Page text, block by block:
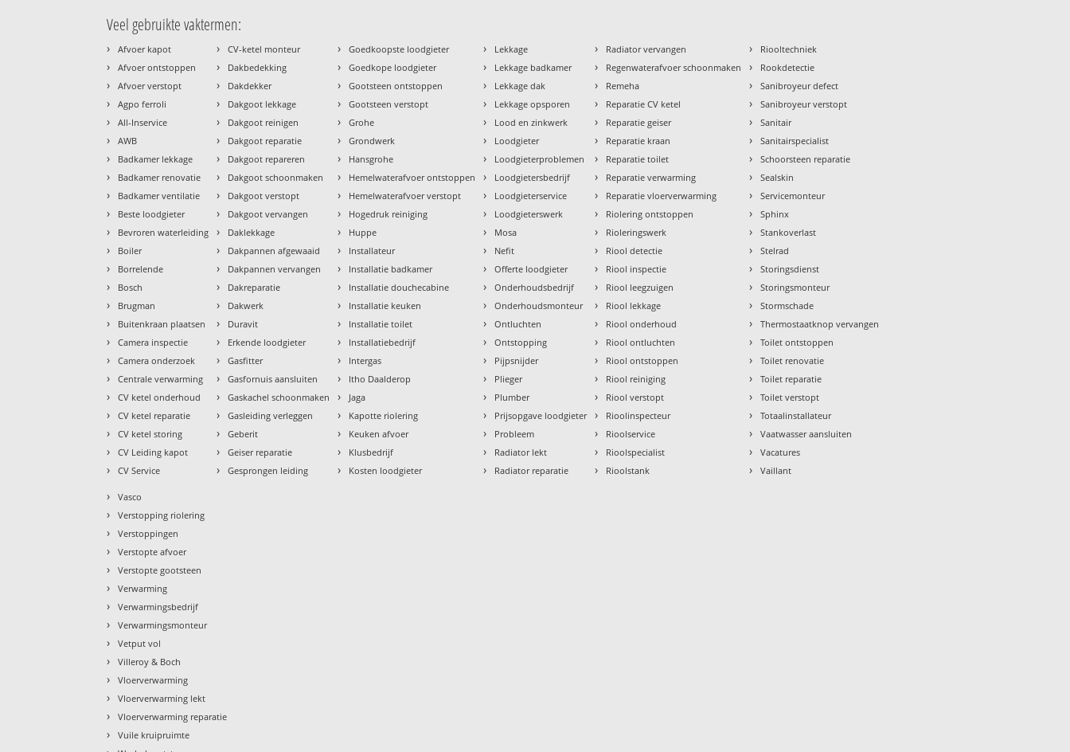
Veel gebruikte vaktermen:
› Afvoer kapot
› Afvoer ontstoppen
› Afvoer verstopt
› Agpo ferroli
› All-Inservice
› AWB
› Badkamer lekkage
› Badkamer renovatie
› Badkamer ventilatie
› Beste loodgieter
› Bevroren waterleiding
› Boiler
› Borrelende
› Bosch
› Brugman
› Buitenkraan plaatsen
› Camera inspectie
› Camera onderzoek
› Centrale verwarming
› CV ketel onderhoud
› CV ketel reparatie
› CV ketel storing
› CV Leiding kapot
› CV Service
› CV-ketel monteur
› Dakbedekking
› Dakdekker
› Dakgoot lekkage
› Dakgoot reinigen
› Dakgoot reparatie
› Dakgoot repareren
› Dakgoot schoonmaken
› Dakgoot verstopt
› Dakgoot vervangen
› Daklekkage
› Dakpannen afgewaaid
› Dakpannen vervangen
› Dakreparatie
› Dakwerk
› Duravit
› Erkende loodgieter
› Gasfitter
› Gasfornuis aansluiten
› Gaskachel schoonmaken
› Gasleiding verleggen
› Geberit
› Geiser reparatie
› Gesprongen leiding
› Goedkoopste loodgieter
› Goedkope loodgieter
› Gootsteen ontstoppen
› Gootsteen verstopt
› Grohe
› Grondwerk
› Hansgrohe
› Hemelwaterafvoer ontstoppen
› Hemelwaterafvoer verstopt
› Hogedruk reiniging
› Huppe
› Installateur
› Installatie badkamer
› Installatie douchecabine
› Installatie keuken
› Installatie toilet
› Installatiebedrijf
› Intergas
› Itho Daalderop
› Jaga
› Kapotte riolering
› Keuken afvoer
› Klusbedrijf
› Kosten loodgieter
› Lekkage
› Lekkage badkamer
› Lekkage dak
› Lekkage opsporen
› Lood en zinkwerk
› Loodgieter
› Loodgieterproblemen
› Loodgietersbedrijf
› Loodgieterservice
› Loodgieterswerk
› Mosa
› Nefit
› Offerte loodgieter
› Onderhoudsbedrijf
› Onderhoudsmonteur
› Ontluchten
› Ontstopping
› Pijpsnijder
› Plieger
› Plumber
› Prijsopgave loodgieter
› Probleem
› Radiator lekt
› Radiator reparatie
› Radiator vervangen
› Regenwaterafvoer schoonmaken
› Remeha
› Reparatie CV ketel
› Reparatie geiser
› Reparatie kraan
› Reparatie toilet
› Reparatie verwarming
› Reparatie vloerverwarming
› Riolering ontstoppen
› Rioleringswerk
› Riool detectie
› Riool inspectie
› Riool leegzuigen
› Riool lekkage
› Riool onderhoud
› Riool ontluchten
› Riool ontstoppen
› Riool reiniging
› Riool verstopt
› Rioolinspecteur
› Rioolservice
› Rioolspecialist
› Rioolstank
› Riooltechniek
› Rookdetectie
› Sanibroyeur defect
› Sanibroyeur verstopt
› Sanitair
› Sanitairspecialist
› Schoorsteen reparatie
› Sealskin
› Servicemonteur
› Sphinx
› Stankoverlast
› Stelrad
› Storingsdienst
› Storingsmonteur
› Stormschade
› Thermostaatknop vervangen
› Toilet ontstoppen
› Toilet renovatie
› Toilet reparatie
› Toilet verstopt
› Totaalinstallateur
› Vaatwasser aansluiten
› Vacatures
› Vaillant
› Vasco
› Verstopping riolering
› Verstoppingen
› Verstopte afvoer
› Verstopte gootsteen
› Verwarming
› Verwarmingsbedrijf
› Verwarmingsmonteur
› Vetput vol
› Villeroy & Boch
› Vloerverwarming
› Vloerverwarming lekt
› Vloerverwarming reparatie
› Vuile kruipruimte